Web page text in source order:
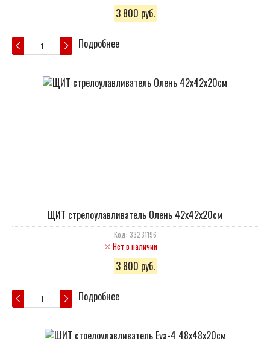
3 800 руб.
Подробнее
ЩИТ стрелоулавливатель Олень 42х42х20см
Код: 33231196
Нет в наличии
3 800 руб.
Подробнее